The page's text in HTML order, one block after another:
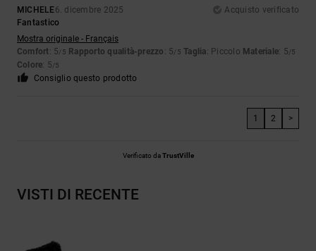
MICHELE6. dicembre 2025
Acquisto verificato
Fantastico
Mostra originale - Français
Comfort: 5/5 Rapporto qualità-prezzo : 5/5 Taglia: Piccolo Materiale: 5/5
Colore: 5/5
Consiglio questo prodotto
1 2 >
Verificato daTrustVille
VISTI DI RECENTE